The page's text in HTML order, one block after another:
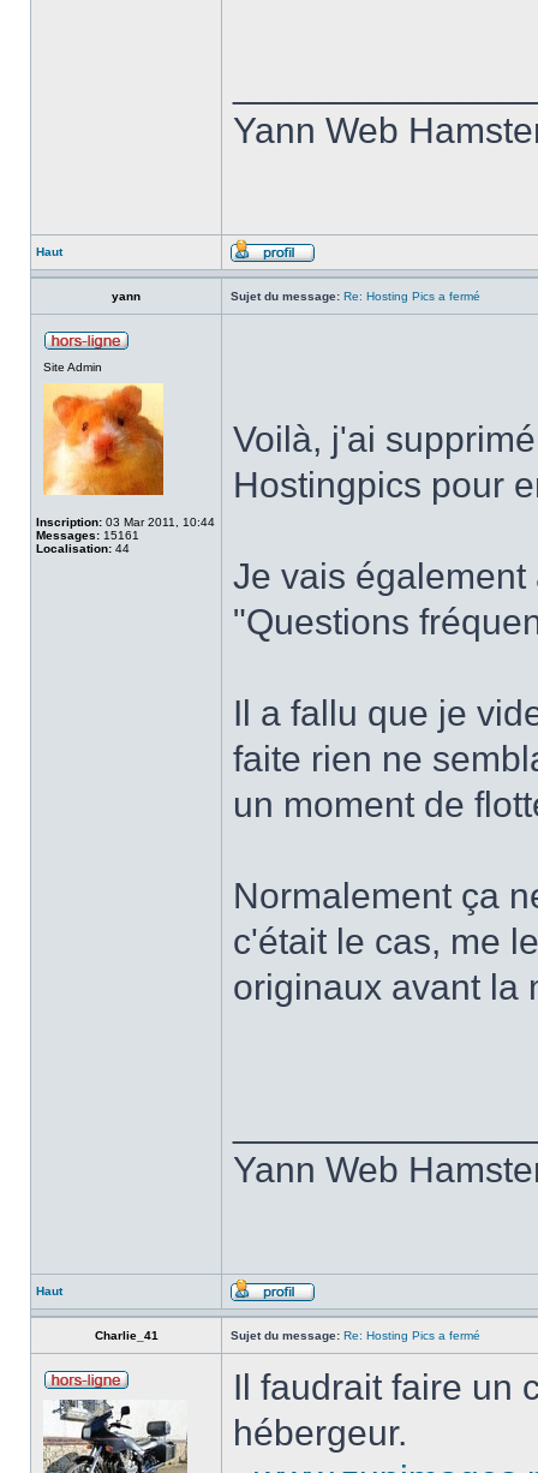
Yann Web
Haut
yann Sujet du message: Re: Hosting Pics a fermé
Site Admin
Inscription: 03 Mar 2011, 10:44
Messages: 15161
Localisation: 44
Voilà, j'ai
Hostingpics pour
Je vais
"Questions
Il a fallu que je
faite rien ne
un moment de
Normalement ça
c'était le cas, me
originaux avant la
Yann Web
Haut
Charlie_41 Sujet du message: Re: Hosting Pics a fermé
Il faudrait faire un
hébergeur.